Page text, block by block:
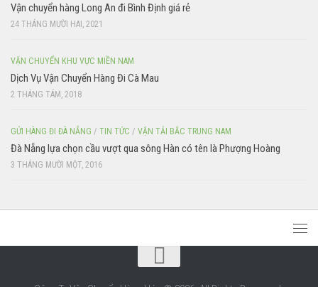
Vận chuyển hàng Long An đi Bình Định giá rẻ
24 THÁNG MƯỜI HAI, 2021
VẬN CHUYỂN KHU VỰC MIỀN NAM
Dịch Vụ Vận Chuyển Hàng Đi Cà Mau
2 THÁNG TÁM, 2018
GỬI HÀNG ĐI ĐÀ NẴNG / TIN TỨC / VẬN TẢI BẮC TRUNG NAM
Đà Nẵng lựa chọn cầu vượt qua sông Hàn có tên là Phượng Hoàng
3 THÁNG MƯỜI MỘT, 2016